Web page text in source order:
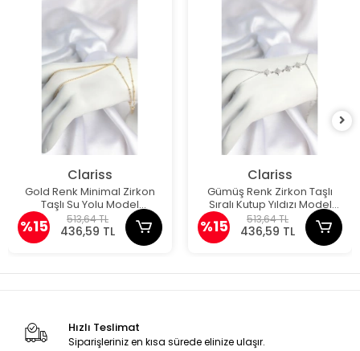
Clariss
Gold Renk Minimal Zirkon
Taşlı Su Yolu Model
Şahmeran
%15 513,64 TL
436,59 TL
Clariss
Gümüş Renk Zirkon Taşlı
Sıralı Kutup Yıldızı Model
Şahmeran
%15 513,64 TL
436,59 TL
Hızlı Teslimat
Siparişleriniz en kısa sürede elinize ulaşır.